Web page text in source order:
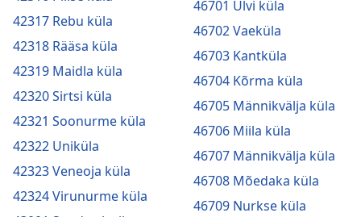
42317 Rebu küla
42318 Rääsa küla
42319 Maidla küla
42320 Sirtsi küla
42321 Soonurme küla
42322 Uniküla
42323 Veneoja küla
42324 Virunurme küla
46701 Ulvi küla
46702 Vaeküla
46703 Kantküla
46704 Kõrma küla
46705 Männikvälja küla
46706 Miila küla
46707 Männikvälja küla
46708 Mõedaka küla
46709 Nurkse küla